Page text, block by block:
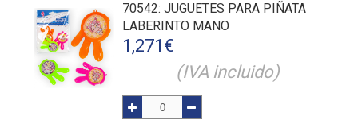
70542: JUGUETES PARA PIÑATA
LABERINTO MANO
1,271 €
(IVA incluido)